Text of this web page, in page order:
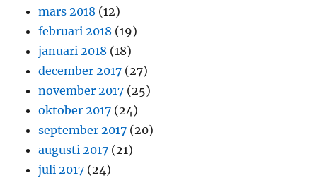
mars 2018 (12)
februari 2018 (19)
januari 2018 (18)
december 2017 (27)
november 2017 (25)
oktober 2017 (24)
september 2017 (20)
augusti 2017 (21)
juli 2017 (24)